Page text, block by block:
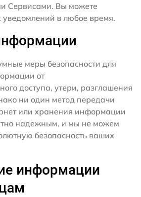
Сервисами. Вы можете
уведомлений в любое время.
меры безопасности для
от
доступа, утери, разглашения
ни один метод передачи
или хранения информации
надежным, и мы не можем
безопасность ваших
информации